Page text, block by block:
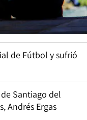
de Fútbol y sufrió
Santiago del
Andrés Ergas